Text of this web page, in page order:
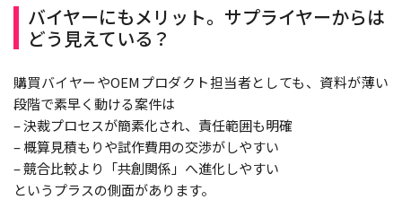
バイヤーにもメリット。サプライヤーからは
どう見えている？
購買バイヤーやOEMプロダクト担当者としても、資料が薄い
段階で素早く動ける案件は
– 決裁プロセスが簡素化され、責任範囲も明確
– 概算見積もりや試作費用の交渉がしやすい
– 競合比較より「共創関係」へ進化しやすい
というプラスの側面があります。